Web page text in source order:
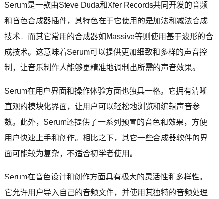
Serum是一款由Steve Duda和Xfer Records共同开发的音频
和音色合成器插件，其特色在于它使用的是加法和减法合成
技术，而其它常用的合成器如Massive等则使用基于波形的合
成技术。这意味着Serum可以提供更加细致和多样的声音控
制，让音乐制作人能够更精准地调制出所需的声音效果。
Serum在用户界面和操作体验方面也独具一格。它拥有清晰
直观的模块化界面，让用户可以轻松地浏览和编辑声音参
数。此外，Serum还提供了一系列预置的音色和效果，方便
用户快速上手和创作。相比之下，其它一些合成器软件的界
面可能较为复杂，不适合初学者使用。
Serum在音色设计和创作方面具有极大的灵活性和多样性。
它允许用户导入自己的音频文件，并使用其独特的音频处理